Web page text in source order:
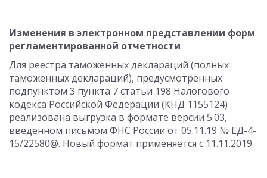
Изменения в электронном представлении форм
регламентированной отчетности
Для реестра таможенных деклараций (полных
таможенных деклараций), предусмотренных
подпунктом 3 пункта 7 статьи 198 Налогового
кодекса Российской Федерации (КНД 1155124)
реализована выгрузка в формате версии 5.03,
введенном письмом ФНС России от 05.11.19 № ЕД-4-
15/22580@. Новый формат применяется с 11.11.2019.